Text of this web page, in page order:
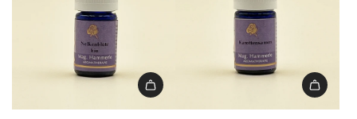
Nelkenblütenöl
Karottensamenöl